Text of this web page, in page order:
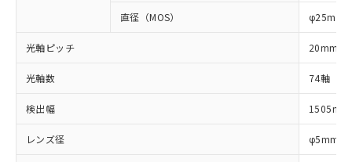
直径（MOS） φ25mm
光軸ピッチ 20mm
光軸数 74軸
検出幅 1505mm
レンズ径 φ5mm